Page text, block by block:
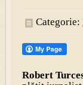
Categorie:
Robert